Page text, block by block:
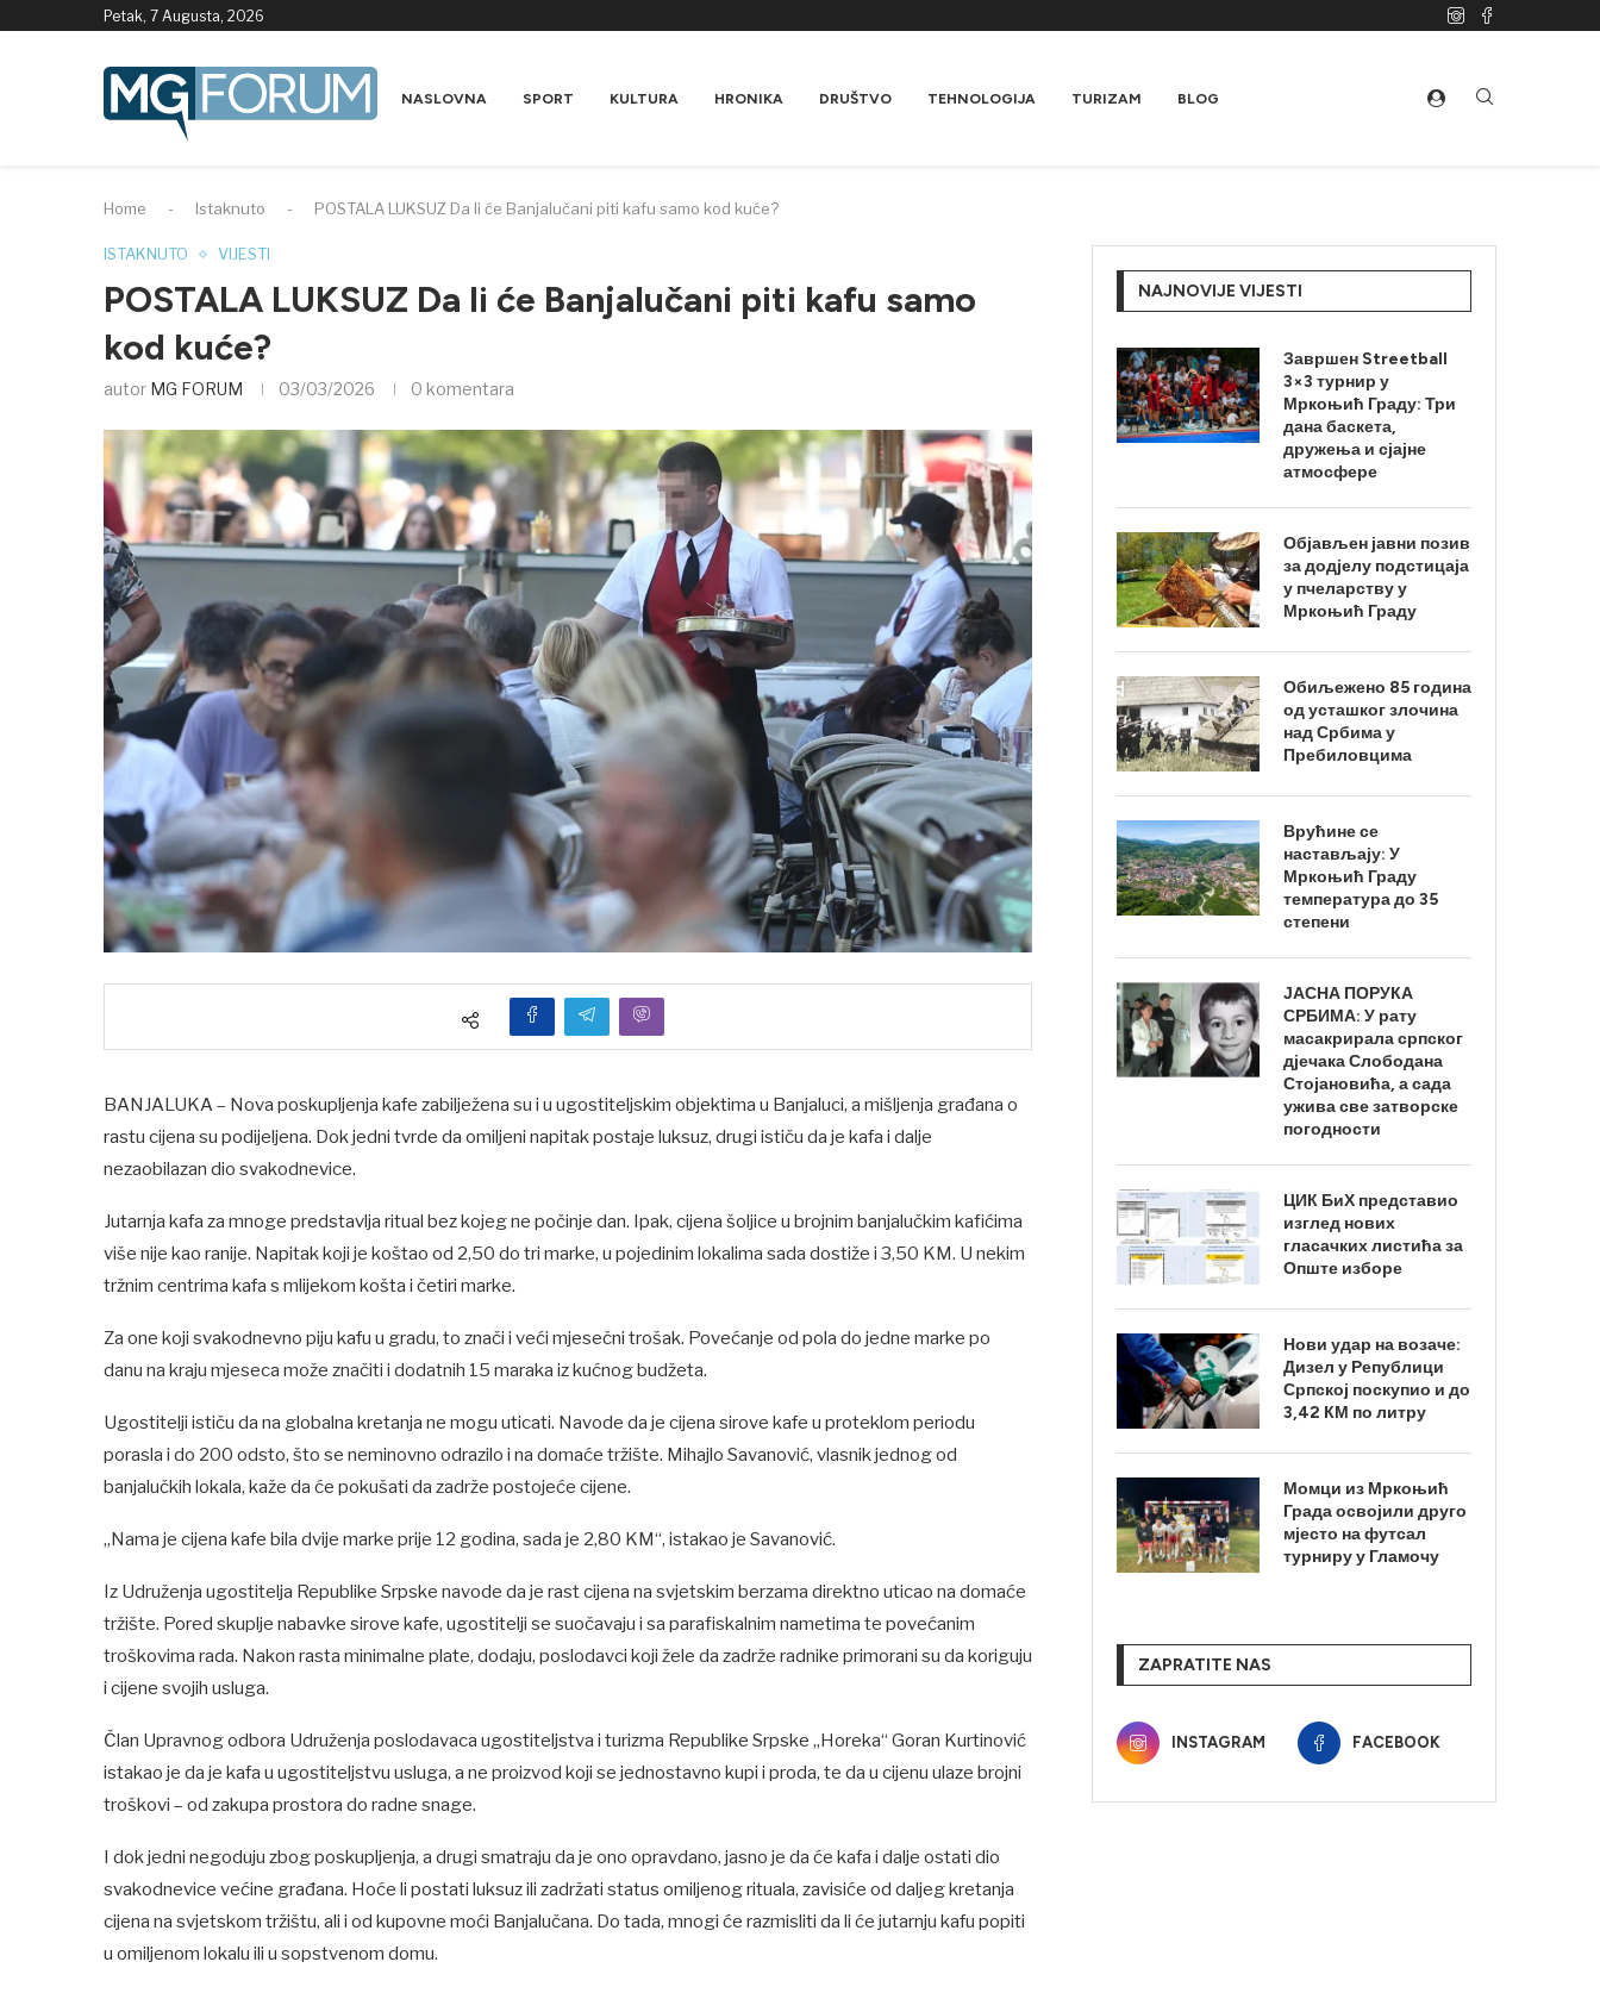
Petak, 7 Augusta, 2026
NASLOVNA SPORT KULTURA HRONIKA DRUŠTVO TEHNOLOGIJA TURIZAM BLOG
Home - Istaknuto - POSTALA LUKSUZ Da li će Banjalučani piti kafu samo kod kuće?
ISTAKNUTO VIJESTI
POSTALA LUKSUZ Da li će Banjalučani piti kafu samo
kod kuće?
autor MG FORUM 03/03/2026 0 komentara
BANJALUKA – Nova poskupljenja kafe zabilježena su i u ugostiteljskim objektima u Banjaluci, a mišljenja građana o
rastu cijena su podijeljena. Dok jedni tvrde da omiljeni napitak postaje luksuz, drugi ističu da je kafa i dalje
nezaobilazan dio svakodnevice.
Jutarnja kafa za mnoge predstavlja ritual bez kojeg ne počinje dan. Ipak, cijena šoljice u brojnim banjalučkim kafićima
više nije kao ranije. Napitak koji je koštao od 2,50 do tri marke, u pojedinim lokalima sada dostiže i 3,50 KM. U nekim
tržnim centrima kafa s mlijekom košta i četiri marke.
Za one koji svakodnevno piju kafu u gradu, to znači i veći mjesečni trošak. Povećanje od pola do jedne marke po
danu na kraju mjeseca može značiti i dodatnih 15 maraka iz kućnog budžeta.
Ugostitelji ističu da na globalna kretanja ne mogu uticati. Navode da je cijena sirove kafe u proteklom periodu
porasla i do 200 odsto, što se neminovno odrazilo i na domaće tržište. Mihajlo Savanović, vlasnik jednog od
banjalučkih lokala, kaže da će pokušati da zadrže postojeće cijene.
„Nama je cijena kafe bila dvije marke prije 12 godina, sada je 2,80 KM“, istakao je Savanović.
Iz Udruženja ugostitelja Republike Srpske navode da je rast cijena na svjetskim berzama direktno uticao na domaće
tržište. Pored skuplje nabavke sirove kafe, ugostitelji se suočavaju i sa parafiskalnim nametima te povećanim
troškovima rada. Nakon rasta minimalne plate, dodaju, poslodavci koji žele da zadrže radnike primorani su da koriguju
i cijene svojih usluga.
Član Upravnog odbora Udruženja poslodavaca ugostiteljstva i turizma Republike Srpske „Horeka“ Goran Kurtinović
istakao je da je kafa u ugostiteljstvu usluga, a ne proizvod koji se jednostavno kupi i proda, te da u cijenu ulaze brojni
troškovi – od zakupa prostora do radne snage.
I dok jedni negoduju zbog poskupljenja, a drugi smatraju da je ono opravdano, jasno je da će kafa i dalje ostati dio
svakodnevice većine građana. Hoće li postati luksuz ili zadržati status omiljenog rituala, zavisiće od daljeg kretanja
cijena na svjetskom tržištu, ali i od kupovne moći Banjalučana. Do tada, mnogi će razmisliti da li će jutarnju kafu popiti
u omiljenom lokalu ili u sopstvenom domu.
NAJNOVIJE VIJESTI
Завршен Streetball
3×3 турнир у
Мркоњић Граду: Три
дана баскета,
дружења и сјајне
атмосфере
Објављен јавни позив
за додјелу подстицаја
у пчеларству у
Мркоњић Граду
Обиљежено 85 година
од усташког злочина
над Србима у
Пребиловцима
Врућине се
настављају: У
Мркоњић Граду
температура до 35
степени
ЈАСНА ПОРУКА
СРБИМА: У рату
масакрирала српског
дјечака Слободана
Стојановића, а сада
ужива све затворске
погодности
ЦИК БиХ представио
изглед нових
гласачких листића за
Опште изборе
Нови удар на возаче:
Дизел у Републици
Српској поскупио и до
3,42 КМ по литру
Момци из Мркоњић
Града освојили друго
мјесто на футсал
турниру у Гламочу
ZAPRATITE NAS
INSTAGRAM FACEBOOK